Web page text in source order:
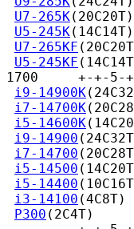
U7-265K
U5-245K
U7-265KF
U5-245KF
1700     +-+-5-
i9-14900K
i7-14700K
i5-14600K
i9-14900
i7-14700
i5-14500
i5-14400
i3-14100
P300 (2C4T)